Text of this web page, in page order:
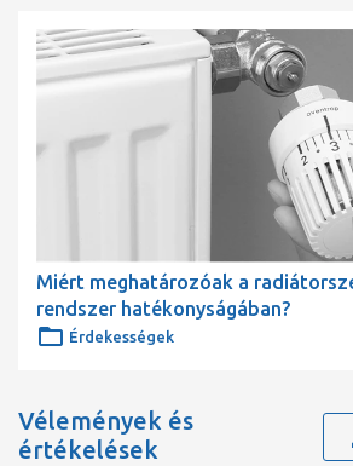
Miért meghatározóak a
rendszer hatékonyságában?
Érdekességek
Vélemények és
értékelések